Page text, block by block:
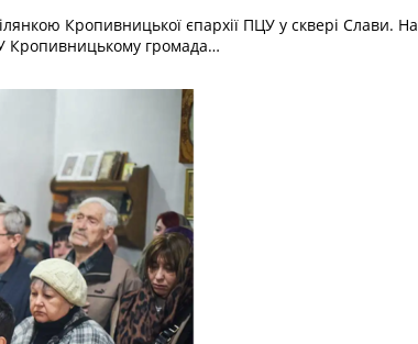
Кропивницької єпархії ПЦУ у сквері Слави.
У Кропивницькому громада…